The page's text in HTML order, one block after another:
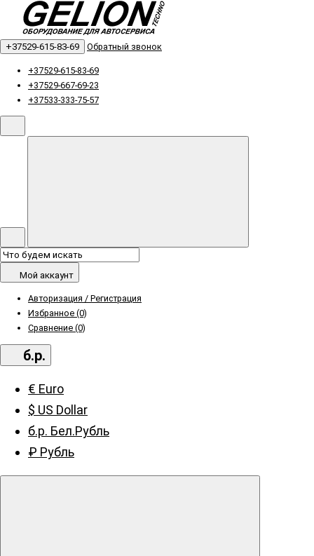
+37529-615-83-69 Обратный звонок
+37529-615-83-69
+37529-667-69-23
+37533-333-75-57
Мой аккаунт
Авторизация / Регистрация
Избранное (0)
Сравнение (0)
б.р.
€ Euro
$ US Dollar
б.р. Бел.Рубль
₽ Рубль